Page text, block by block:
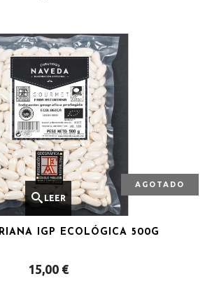
AGOTADO
LEER
MÁS
IGP ECOLÓGICA 500G
15,00 €